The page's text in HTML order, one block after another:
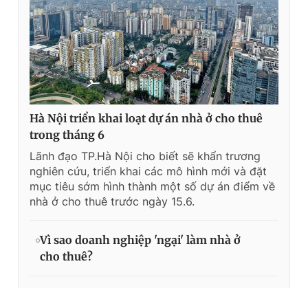
Hà Nội triển khai loạt dự án nhà ở cho thuê
trong tháng 6
Lãnh đạo TP.Hà Nội cho biết sẽ khẩn trương
nghiên cứu, triển khai các mô hình mới và đặt
mục tiêu sớm hình thành một số dự án điểm về
nhà ở cho thuê trước ngày 15.6.
Vì sao doanh nghiệp 'ngại' làm nhà ở
cho thuê?